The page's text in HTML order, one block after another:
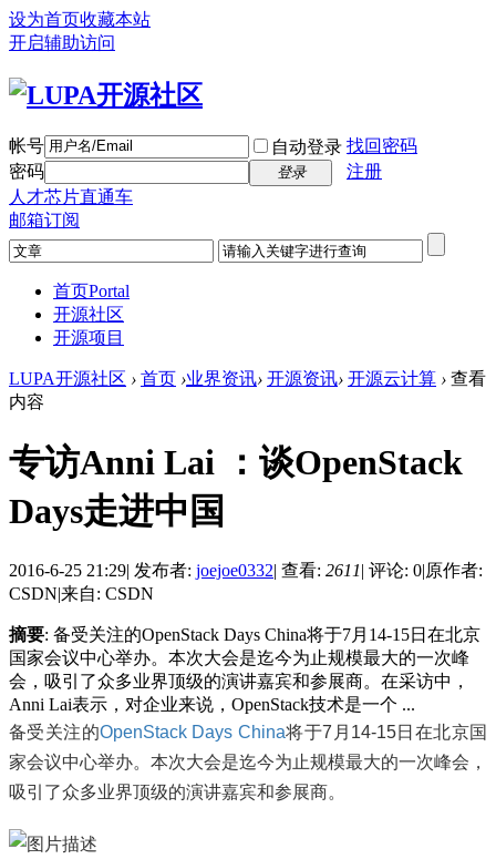
设为首页收藏本站
开启辅助访问
帐号 自动登录 找回密码
密码
登录
注册
人才芯片直通车
邮箱订阅
首页Portal
开源社区
开源项目
LUPA开源社区 › 首页 ›业界资讯› 开源资讯› 开源云计算 › 查看
内容
专访Anni Lai ：谈OpenStack
Days走进中国
2016-6-25 21:29| 发布者: joejoe0332| 查看: 2611| 评论: 0|原作者:
CSDN|来自: CSDN
摘要: 备受关注的OpenStack Days China将于7月14-15日在北京
国家会议中心举办。本次大会是迄今为止规模最大的一次峰
会，吸引了众多业界顶级的演讲嘉宾和参展商。在采访中，
Anni Lai表示，对企业来说，OpenStack技术是一个 ...
备受关注的OpenStack Days China将于7月14-15日在北京国
家会议中心举办。本次大会是迄今为止规模最大的一次峰会，
吸引了众多业界顶级的演讲嘉宾和参展商。